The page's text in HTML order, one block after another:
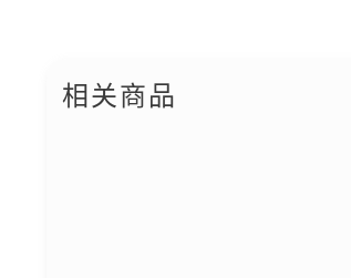
相关商品